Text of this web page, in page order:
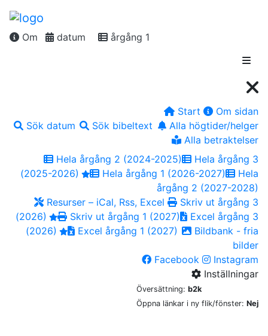
Om datum årgång 1
Start
Om sidan
Sök datum
Sök bibeltext
Alla högtider/helger
Alla betraktelser
Hela årgång 2 (2024-2025)
Hela årgång 3
(2025-2026)
Hela årgång 1 (2026-2027)
Hela
årgång 2 (2027-2028)
Resurser – iCal, Rss, Excel
Skriv ut årgång 3
(2026)
Skriv ut årgång 1 (2027)
Excel årgång 3
(2026)
Excel årgång 1 (2027)
Bildbank - fria
bilder
Facebook
Instagram
Inställningar
Översättning: b2k
Öppna länkar i ny flik/fönster: Nej